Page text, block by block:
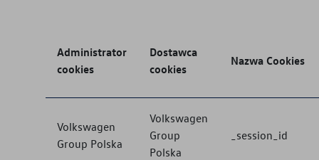
Administrator
cookies
Dostawca
cookies
Nazwa Cookies
Volkswagen
Group Polska
Volkswagen
Group
Polska
_session_id